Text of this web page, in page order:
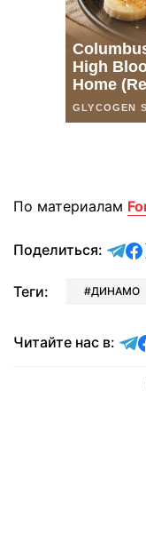
По материалам
Поделиться:
Теги: ДИНАМО
Читайте нас в: